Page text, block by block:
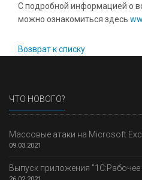
С подробной информацией о
можно ознакомиться здесь
Возврат к списку
ЧТО НОВОГО?
Массовые атаки на Microsoft
09.03.2021
Выпуск приложения "1С:Рабочее